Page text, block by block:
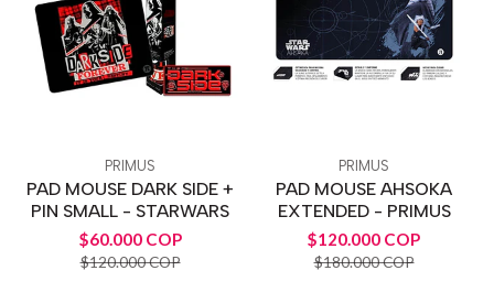
PRIMUS
PAD MOUSE DARK SIDE +
PIN SMALL - STARWARS
$60.000 COP
$120.000 COP
PRIMUS
PAD MOUSE AHSOKA
EXTENDED - PRIMUS
$120.000 COP
$180.000 COP